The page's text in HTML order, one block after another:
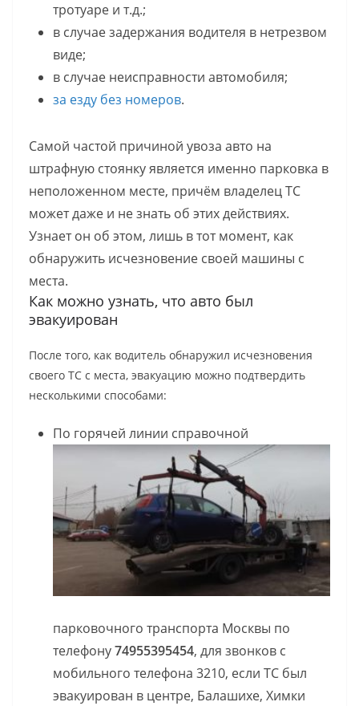
тротуаре и т.д.;
в случае задержания водителя в нетрезвом
виде;
в случае неисправности автомобиля;
за езду без номеров.
Самой частой причиной увоза авто на
штрафную стоянку является именно парковка в
неположенном месте, причём владелец ТС
может даже и не знать об этих действиях.
Узнает он об этом, лишь в тот момент, как
обнаружить исчезновение своей машины с
места.
Как можно узнать, что авто был
эвакуирован
После того, как водитель обнаружил исчезновения
своего ТС с места, эвакуацию можно подтвердить
несколькими способами:
По горячей линии справочной
парковочного транспорта Москвы по
телефону74955395454, для звонков с
мобильного телефона 3210, если ТС был
эвакуирован в центре, Балашихе, Химки